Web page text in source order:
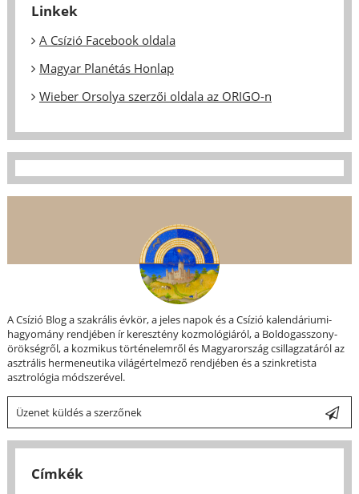
Linkek
A Csízió Facebook oldala
Magyar Planétás Honlap
Wieber Orsolya szerzői oldala az ORIGO-n
A Csízió Blog a szakrális évkör, a jeles napok és a Csízió kalendáriumi-
hagyomány rendjében ír keresztény kozmológiáról, a Boldogasszony-
örökségről, a kozmikus történelemről és Magyarország csillagzatáról az
asztrális hermeneutika világértelmező rendjében és a szinkretista
asztrológia módszerével.
Üzenet küldés a szerzőnek
Címkék